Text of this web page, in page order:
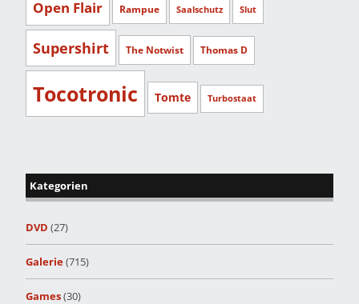
Open Flair Rampue Saalschutz Slut
Supershirt The Notwist Thomas D
Tocotronic Tomte Turbostaat
Kategorien
DVD (27)
Galerie(715)
Games(30)